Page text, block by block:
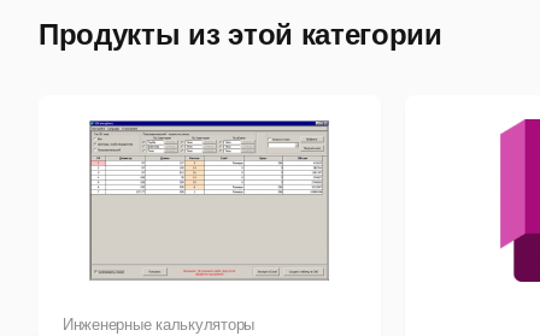
Продукты из этой категории
Инженерные калькуляторы